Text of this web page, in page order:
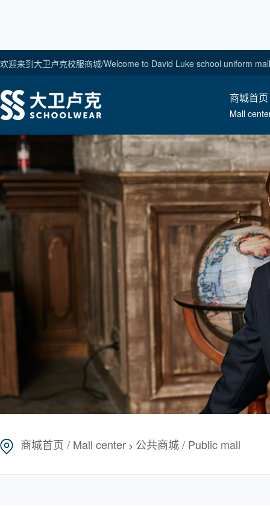
欢迎来到大卫卢克校服商城/Welcome to David Luke school uniform
商城首页
Mall
商城首页 / Mall center > 公共商城 / Public mall